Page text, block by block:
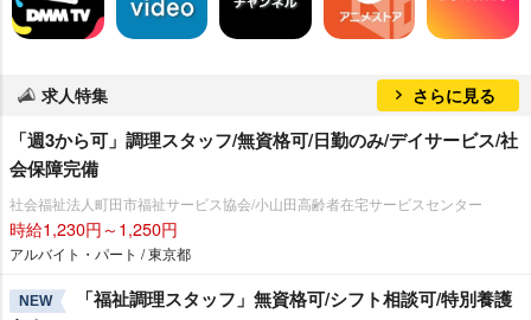
求人特集 さらに見る
「週3から可」調理スタッフ/無資格可/日勤のみ/デイサービス/社
会保障完備
社会福祉法人町田市福祉サービス協会/小山田高齢者在宅サービスセンター
時給1,230円～1,250円
アルバイト・パート / 東京都
NEW
「福祉調理スタッフ」無資格可/シフト相談可/特別養護